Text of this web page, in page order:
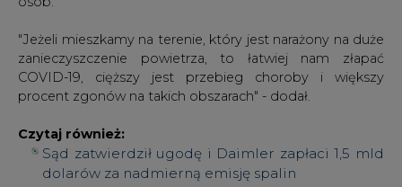
"Jeżeli mieszkamy na terenie, który jest narażony na duże
zanieczyszczenie powietrza, to łatwiej nam złapać
COVID-19, cięższy jest przebieg choroby i większy
procent zgonów na takich obszarach" - dodał.
Czytaj również:
Sąd zatwierdził ugodę i Daimler zapłaci 1,5 mld
dolarów za nadmierną emisję spalin